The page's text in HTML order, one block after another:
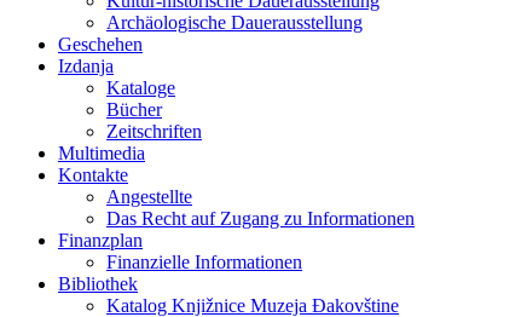
Archäologische Dauerausstellung
Geschehen
Izdanja
Kataloge
Bücher
Zeitschriften
Multimedia
Kontakte
Angestellte
Das Recht auf Zugang zu Informationen
Finanzplan
Finanzielle Informationen
Bibliothek
Katalog Knjižnice Muzeja Đakovštine